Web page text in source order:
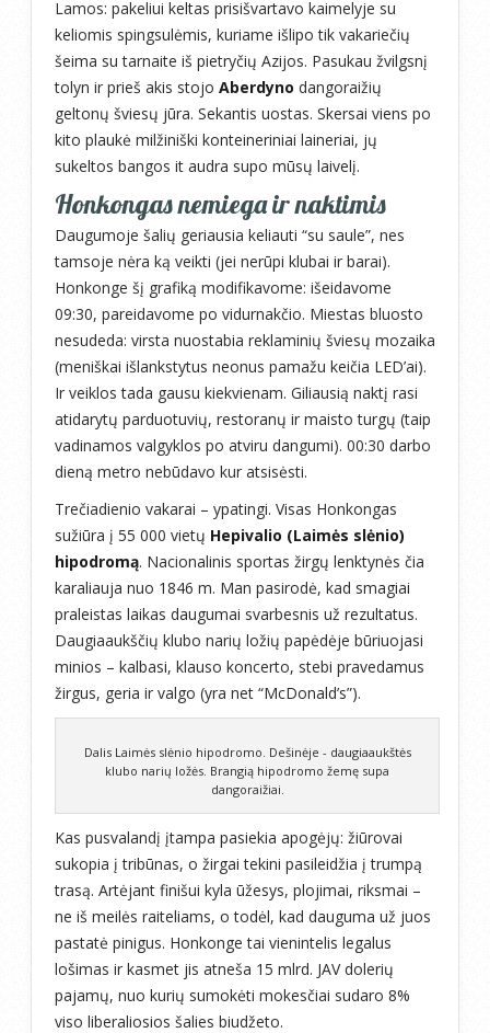
Lamos: pakeliui keltas prisišvartavo kaimelyje su
keliomis spingsulėmis, kuriame išlipo tik vakariečių
šeima su tarnaite iš pietryčių Azijos. Pasukau žvilgsnį
tolyn ir prieš akis stojo Aberdyno dangoraižių
geltonų šviesų jūra. Sekantis uostas. Skersai viens po
kito plaukė milžiniški konteineriniai laineriai, jų
sukeltos bangos it audra supo mūsų laivelį.
Honkongas nemiega ir naktimis
Daugumoje šalių geriausia keliauti “su saule”, nes
tamsoje nėra ką veikti (jei nerūpi klubai ir barai).
Honkonge šį grafiką modifikavome: išeidavome
09:30, pareidavome po vidurnakčio. Miestas bluosto
nesudeda: virsta nuostabia reklaminių šviesų mozaika
(meniškai išlankstytus neonus pamažu keičia LED’ai).
Ir veiklos tada gausu kiekvienam. Giliausią naktį rasi
atidarytų parduotuvių, restoranų ir maisto turgų (taip
vadinamos valgyklos po atviru dangumi). 00:30 darbo
dieną metro nebūdavo kur atsisėsti.
Trečiadienio vakarai – ypatingi. Visas Honkongas
sužiūra į 55 000 vietų Hepivalio (Laimės slėnio)
hipodromą. Nacionalinis sportas žirgų lenktynės čia
karaliauja nuo 1846 m. Man pasirodė, kad smagiai
praleistas laikas daugumai svarbesnis už rezultatus.
Daugiaaukščių klubo narių ložių papėdėje būriuojasi
minios – kalbasi, klauso koncerto, stebi pravedamus
žirgus, geria ir valgo (yra net “McDonald’s”).
Dalis Laimės slėnio hipodromo. Dešinėje - daugiaaukštės
klubo narių ložės. Brangią hipodromo žemę supa
dangoraižiai.
Kas pusvalandį įtampa pasiekia apogėjų: žiūrovai
sukopia į tribūnas, o žirgai tekini pasileidžia į trumpą
trasą. Artėjant finišui kyla ūžesys, plojimai, riksmai –
ne iš meilės raiteliams, o todėl, kad dauguma už juos
pastatė pinigus. Honkonge tai vienintelis legalus
lošimas ir kasmet jis atneša 15 mlrd. JAV dolerių
pajamų, nuo kurių sumokėti mokesčiai sudaro 8%
viso liberaliosios šalies biudžeto.